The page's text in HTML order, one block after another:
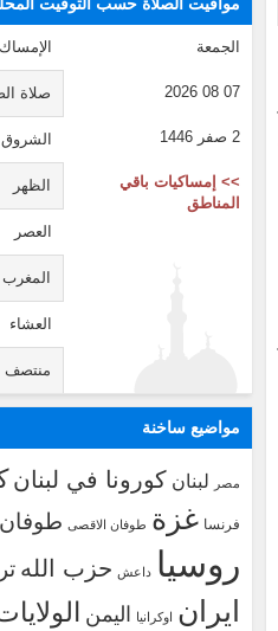
الجمعة
07 08 2026
2 صفر 1446
>> إمساكيات باقي
المناطق
الإمساك
صلاة
الشروق
الظهر
العصر
المغرب
العشاء
منتصف
مواضيع ساخنة
مصر لبنان كورونا في لبنان
فرنسا غزة طوفان الاقصى
روسيا داعش حزب الله
ايران اوكرانيا اليمن